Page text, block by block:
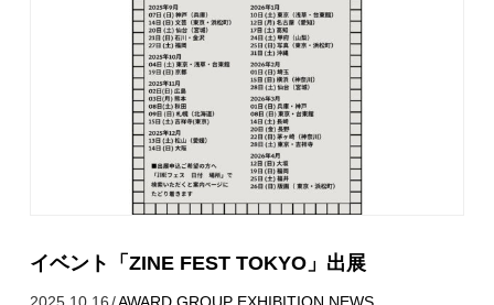
イベント「ZINE FEST TOKYO」出展